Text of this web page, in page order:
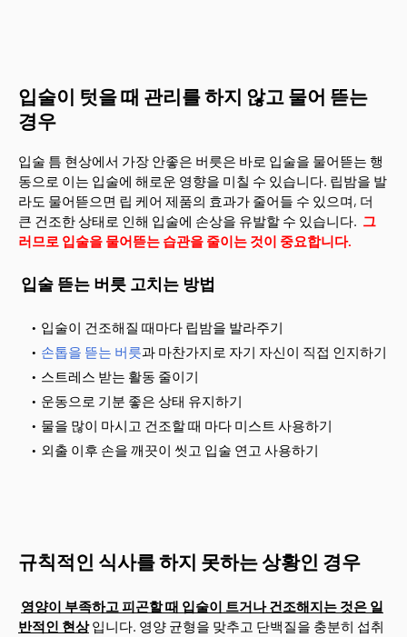
입술이 텃을 때 관리를 하지 않고 물어 뜯는
경우
입술 틈 현상에서 가장 안좋은 버릇은 바로 입술을 물어뜯는 행
동으로 이는 입술에 해로운 영향을 미칠 수 있습니다. 립밤을 발
라도 물어뜯으면 립 케어 제품의 효과가 줄어들 수 있으며, 더
큰 건조한 상태로 인해 입술에 손상을 유발할 수 있습니다. 그
러므로 입술을 물어뜯는 습관을 줄이는 것이 중요합니다.
입술 뜯는 버릇 고치는 방법
입술이 건조해질 때마다 립밤을 발라주기
손톱을 뜯는 버릇과 마찬가지로 자기 자신이 직접 인지하기
스트레스 받는 활동 줄이기
운동으로 기분 좋은 상태 유지하기
물을 많이 마시고 건조할 때 마다 미스트 사용하기
외출 이후 손을 깨끗이 씻고 입술 연고 사용하기
규칙적인 식사를 하지 못하는 상황인 경우
영양이 부족하고 피곤할 때 입술이 트거나 건조해지는 것은 일
반적인 현상 입니다. 영양 균형을 맞추고 단백질을 충분히 섭취